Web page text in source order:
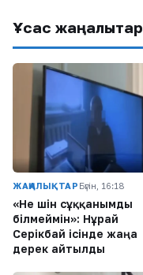
Ұқсас жаңалықтар
ЖАҢАЛЫҚТАР Бүгін, 16:18
«Не үшін сұққанымды
білмеймін»: Нұрай
Серікбай ісінде жаңа
дерек айтылды